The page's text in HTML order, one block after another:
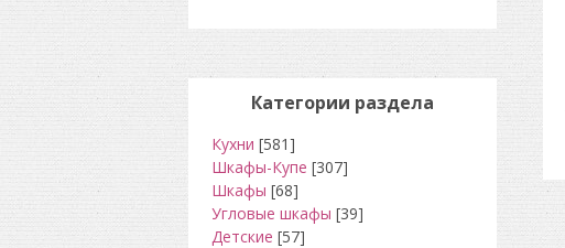
Категории раздела
Кухни [581]
Шкафы-Купе [307]
Шкафы [68]
Угловые шкафы [39]
Детские [57]